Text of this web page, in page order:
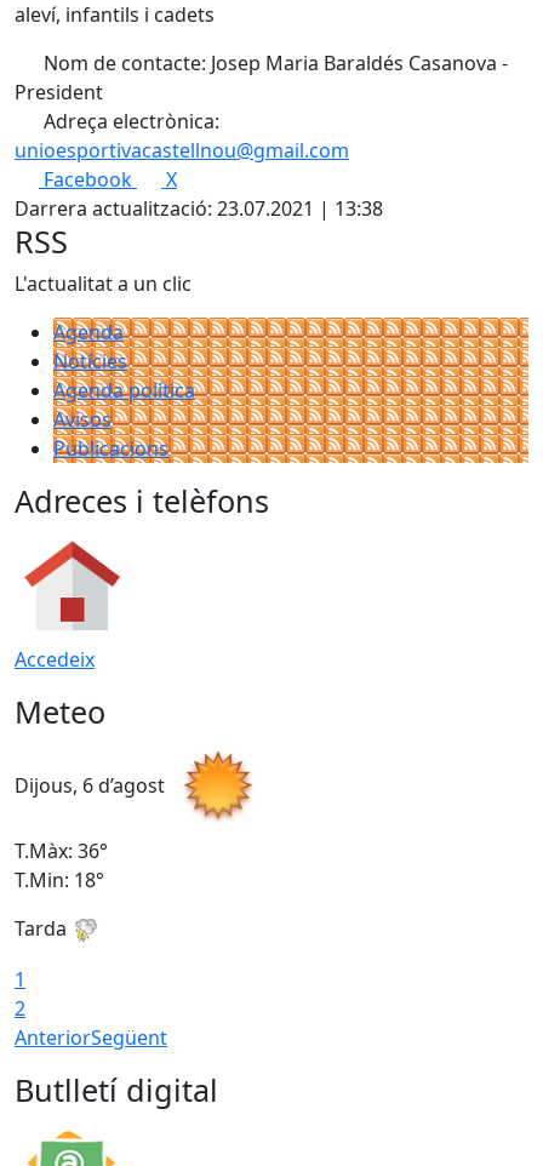
aleví, infantils i cadets
Nom de contacte: Josep Maria Baraldés Casanova -
President
Adreça electrònica:
unioesportivacastellnou@gmail.com
Facebook
X
Darrera actualització: 23.07.2021 | 13:38
RSS
L'actualitat a un clic
Agenda
Notícies
Agenda política
Avisos
Publicacions
Adreces i telèfons
Accedeix
Meteo
Dijous, 6 d’agost
T.Màx: 36°
T.Min: 18°
Tarda
1
2
AnteriorSegüent
Butlletí digital